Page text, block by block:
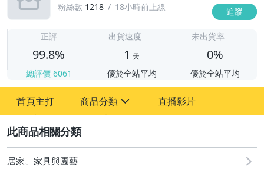
粉絲數 1218 18小時前上線 追蹤
正評
99.8%
總評價 6061
出貨速度
1 天
優於全站平均
未出貨率
0%
優於全站平均
首頁主打 商品分類
圖書/影音/文具
手機、配件與通訊
直播影片
居家、家具與園藝